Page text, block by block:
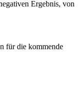
Ergebnis, von
für die kommende